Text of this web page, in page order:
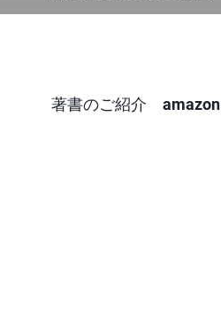
著書のご紹介amazon